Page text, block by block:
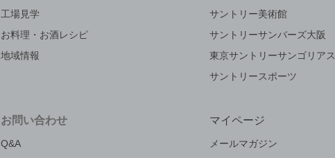
工場見学
お料理・お酒レシピ
地域情報
サントリー美術館
サントリーサンバーズ大阪
東京サントリーサンゴリアス
サントリースポーツ
お問い合わせ
Q&A
マイページ
メールマガジン